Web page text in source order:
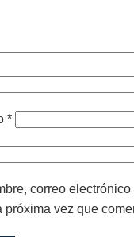
*
correo
próxima vez que